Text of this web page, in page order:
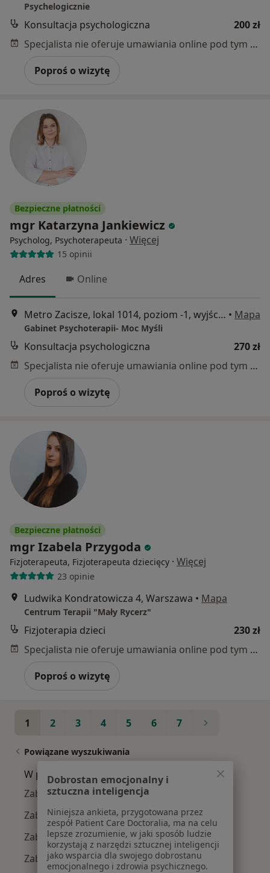
Psychelogicznie
Konsultacja psychologiczna
200 zł
Specjalista nie oferuje umawiania online pod tym adresem.
Poproś o wizytę
Bezpieczne płatności
mgr Katarzyna Jankiewicz
Psycholog, Psychoterapeuta · Więcej
15 opinii
Adres Online
Metro Zacisze, lokal 1014, poziom -1, wyjście 2, Warszawa • Mapa
Gabinet Psychoterapii- Moc Myśli
Konsultacja psychologiczna
270 zł
Specjalista nie oferuje umawiania online pod tym adresem.
Poproś o wizytę
Bezpieczne płatności
mgr Izabela Przygoda
Fizjoterapeuta, Fizjoterapeuta dziecięcy · Więcej
23 opinie
Ludwika Kondratowicza 4, Warszawa • Mapa
Centrum Terapii "Mały Rycerz"
Fizjoterapia dzieci
230 zł
Specjalista nie oferuje umawiania online pod tym adresem.
Poproś o wizytę
1 2 3 4 5 6 7
Powiązane wyszukiwania
W pobliżu Ząbek
Zaburzenia koncentracji w Warszawie
Zaburzenia koncentracji w Piasecznie
Zaburzenia koncentracji w Legionowie
Zaburzenia koncentracji w Otwocku
Dobrostan emocjonalny i
sztuczna inteligencja
Niniejsza ankieta, przygotowana przez
zespół Patient Care Doctoralia, ma na celu
lepsze zrozumienie, w jaki sposób ludzie
korzystają z narzędzi sztucznej inteligencji
jako wsparcia dla swojego dobrostanu
emocjonalnego i zdrowia psychicznego.